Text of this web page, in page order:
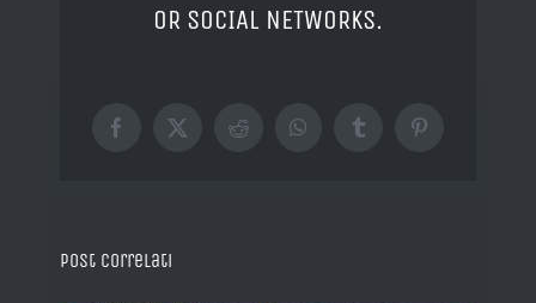
OR SOCIAL NETWORKS.
Facebook
X RedditWhatsAppTumblrPinterest
Post correlati